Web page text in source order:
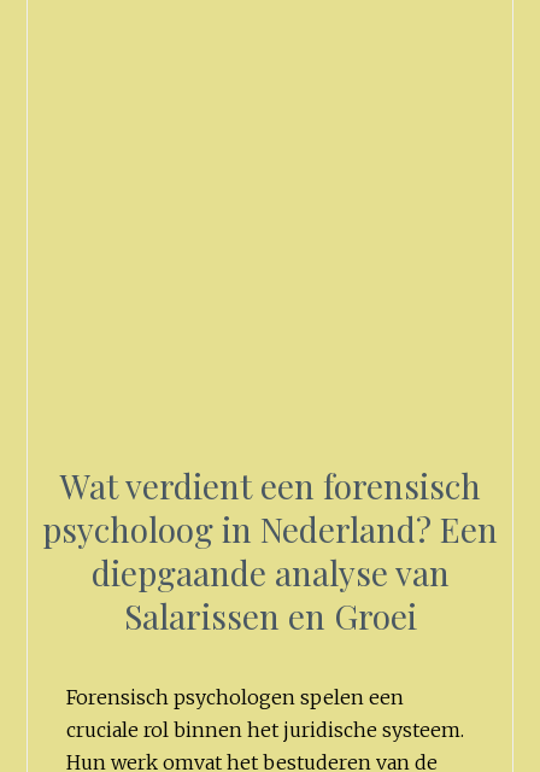
Wat verdient een forensisch
psycholoog in Nederland? Een
diepgaande analyse van
Salarissen en Groei
Forensisch psychologen spelen een
cruciale rol binnen het juridische systeem.
Hun werk omvat het bestuderen van de